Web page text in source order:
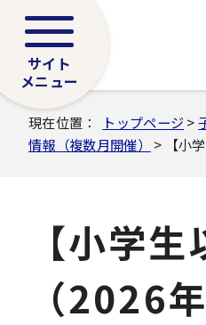
サイト
メニュー
現在位置： トップページ >
情報（複数月開催）
> 【小
【小学
（2026